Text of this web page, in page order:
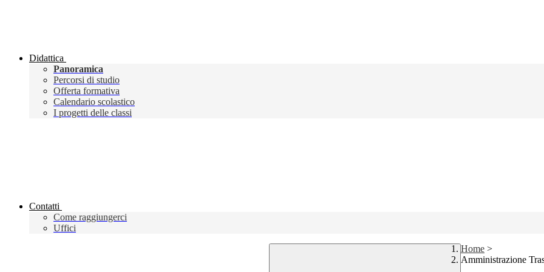
Didattica
Panoramica
Percorsi di studio
Offerta formativa
Calendario scolastico
I progetti delle classi
Contatti
Come raggiungerci
Uffici
Home >
Amministrazione